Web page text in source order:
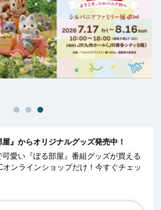
屋』からオリジナルグッズ発売中！
可愛い『ぼる部屋』番組グッズが買える
オンラインショップだけ！今すぐチェッ